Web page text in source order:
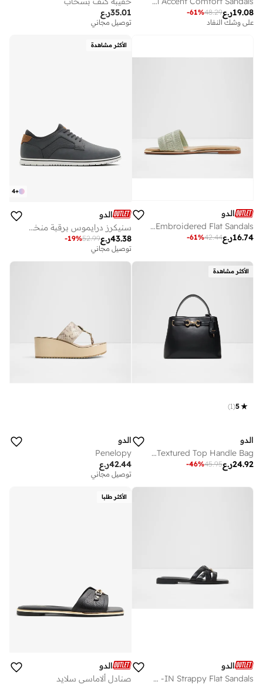
ر.ع19.08
48.29
-61%
على وشك النفاد
ر.ع35.01
توصيل مجاني
الدو
OCEANIA Embroidered Flat Sandals
ر.ع16.74
42.44
-61%
الأكثر مشاهدة
+
4
الدو
سنيكرز درايموس برقبة منخفضة
ر.ع43.38
52.99
-19%
توصيل مجاني
على وشك النفاد
على وشك النفاد
الأكثر مشاهدة
5
(
1
)
الدو
SELENIA Textured Top Handle Bag
ر.ع24.92
45.95
-46%
الدو
Penelopy
ر.ع42.44
توصيل مجاني
الدو
JENNALERIEL -IN Strappy Flat Sandals
الأكثر طلبا
الدو
صنادل ألاماسي سلايد